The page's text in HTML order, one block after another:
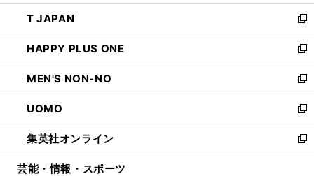
開
く
ウ
で
開
く
ン
ド
ウ
で
開
く
ウ
ィ
ン
ド
ウ
で
開
く
し
い
ウ
ィ
ン
ド
ウ
で
開
く
T JAPAN
新
し
い
ウ
ィ
ン
ド
ウ
で
開
HAPPY PLUS ONE
新
し
い
ウ
ィ
ン
ド
ウ
MEN'S NON-NO
新
し
い
ウ
ィ
ン
UOMO
新
し
い
ウ
集英社オンライン
新
し
芸能・情報・スポーツ